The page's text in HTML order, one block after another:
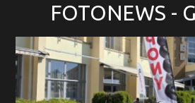
FOTONEWS -